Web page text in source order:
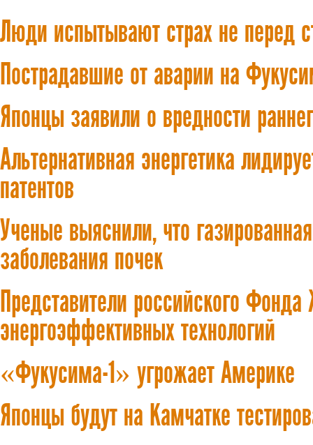
Люди испытывают страх не перед
Пострадавшие от аварии на
Японцы заявили о вредности
Альтернативная энергетика
патентов
Ученые выяснили, что
заболевания почек
Представители российского
энергоэффективных технологий
«Фукусима-1» угрожает Америке
Японцы будут на Камчатке